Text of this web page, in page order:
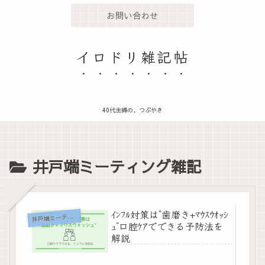
イロドリ雑記帖
40代主婦の、つぶやき
お問い合わせ
井戸端ミーティング雑記
井戸端ミーティング雑記
ｲﾝﾌﾙ対策は”歯磨き+ﾏｳｽｳｵｯｼ
ｭ”口腔ｹｱでできる予防法を
解説